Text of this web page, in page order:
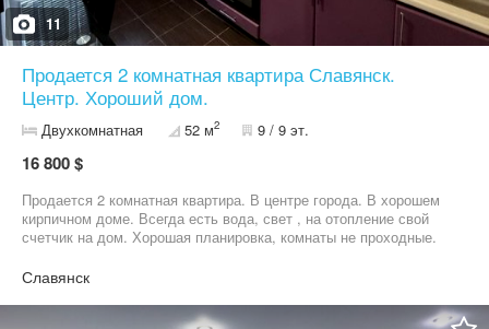
11
Продается 2 комнатная квартира Славянск.
Центр. Хороший дом.
Двухкомнатная 52 м2 9 / 9 эт.
16 800 $
Продается 2 комнатная квартира. В центре города. В хорошем
кирпичном доме. Всегда есть вода, свет , на отопление свой
счетчик на дом. Хорошая планировка, комнаты не проходные.
заменены, на хорошие пластиковые. Квартира не угловая, очень
Рядом все в пешей доступности.
Славянск